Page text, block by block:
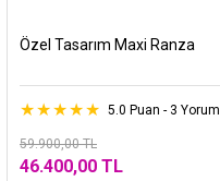
Özel Tasarım Maxi Ranza
5.0 Puan - 3 Yorum
59.900,00 TL
46.400,00 TL